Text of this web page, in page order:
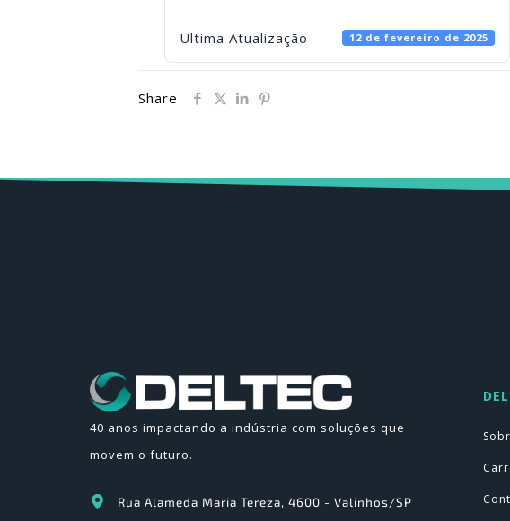
Ultima Atualização 12 de fevereiro de 2025
Share
40 anos impactando a indústria com soluções que
movem o futuro.
Rua Alameda Maria Tereza, 4600 - Valinhos/SP